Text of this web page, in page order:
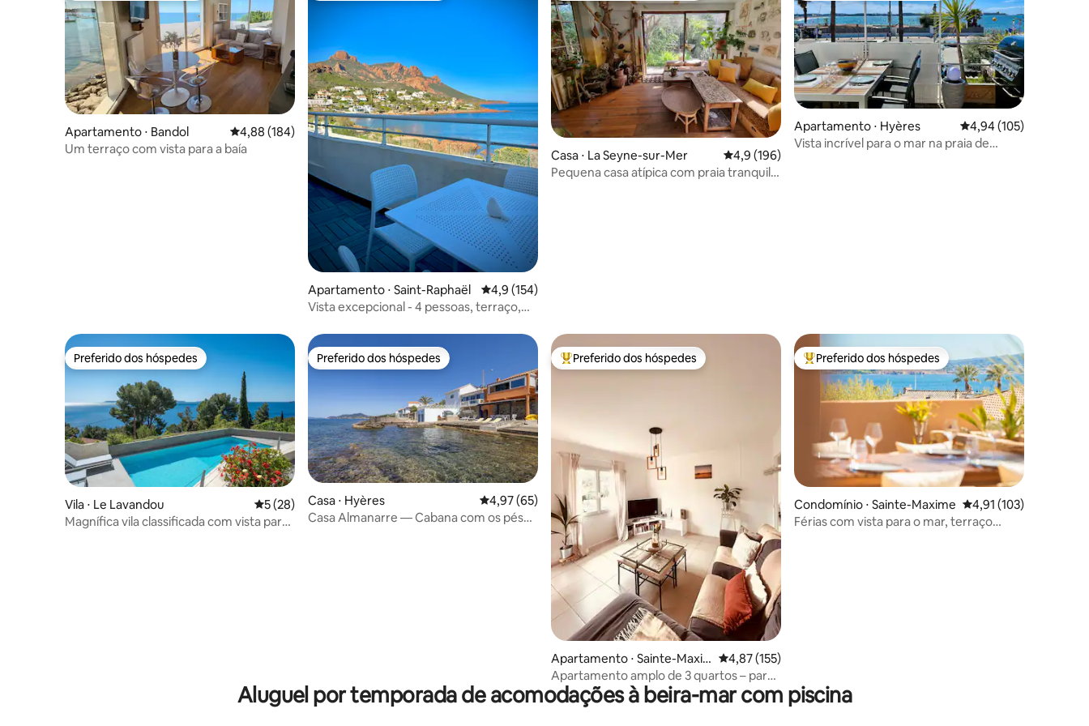
Apartamento ⋅ Bandol 4,88 de uma avaliação média de 5, 184 avaliações
4,88 (184)
Um terraço com vista para a baía
Apartamento ⋅ Saint-Raphaël 4,9 de uma avaliação média de 5, 154 avaliações
4,9 (154)
Vista excepcional - 4 pessoas, terraço,
Casa ⋅ La Seyne-sur-Mer 4,9 de uma avaliação média de 5, 196 avaliações
4,9 (196)
Pequena casa atípica com praia tranquila
Apartamento ⋅ Hyères 4,94 de uma avaliação
4,94 (105)
Vista incrível para o mar na praia de
Preferido dos hóspedes
Preferido dos hóspedes
Vila ⋅ Le Lavandou 5 de uma avaliação média de 5, 28 avaliações
5 (28)
Magnífica vila classificada com vista para
Preferido dos hóspedes
Preferido dos hóspedes
Casa ⋅ Hyères 4,97 de uma avaliação média de 5, 65 avaliações
4,97 (65)
Casa Almanarre — Cabana com os pés
Entre os melhores preferidos dos hóspedes
Preferido dos hóspedes
Apartamento ⋅ Sainte-Maxi
me
4,87 de uma avaliação média de 5, 155 avaliações
4,87 (155)
Apartamento amplo de 3 quartos – para
7 a 9 pessoas
Entre os melhores preferidos dos hóspedes
Preferido dos hóspedes
Condomínio ⋅ Sainte-Maxime 4,91 de uma avaliação
4,91 (103)
Férias com vista para o mar, terraço
Aluguel por temporada de acomodações à beira-mar com piscina